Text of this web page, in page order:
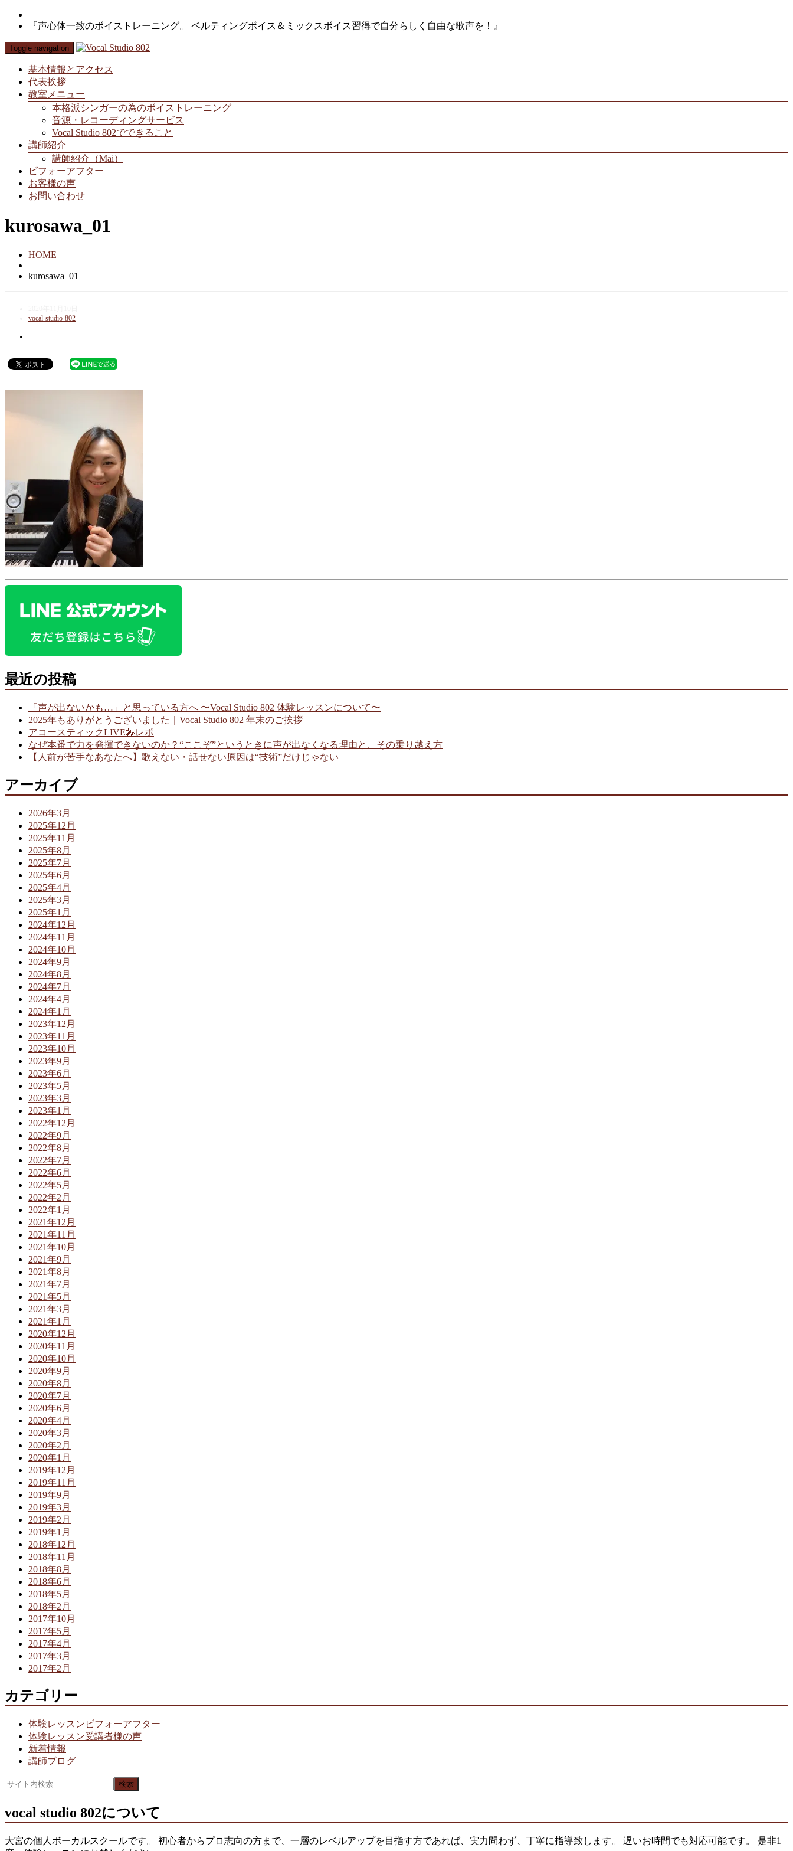
『声心体一致のボイストレーニング。 ベルティングボイス＆ミックスボイス習得で自分らしく自由な歌声を！』
Toggle navigation
基本情報とアクセス
代表挨拶
教室メニュー
本格派シンガーの為のボイストレーニング
音源・レコーディングサービス
Vocal Studio 802でできること
講師紹介
講師紹介（Mai）
ビフォーアフター
お客様の声
お問い合わせ
kurosawa_01
HOME
kurosawa_01
vocal-studio-802
最近の投稿
「声が出ないかも…」と思っている方へ 〜Vocal Studio 802 体験レッスンについて〜
2025年もありがとうございました｜Vocal Studio 802 年末のご挨拶
アコースティックLIVE🎤レポ
なぜ本番で力を発揮できないのか？“ここぞ”というときに声が出なくなる理由と、その乗り越え方
【人前が苦手なあなたへ】歌えない・話せない原因は“技術”だけじゃない
アーカイブ
2026年3月
2025年12月
2025年11月
2025年8月
2025年7月
2025年6月
2025年4月
2025年3月
2025年1月
2024年12月
2024年11月
2024年10月
2024年9月
2024年8月
2024年7月
2024年4月
2024年1月
2023年12月
2023年11月
2023年10月
2023年9月
2023年6月
2023年5月
2023年3月
2023年1月
2022年12月
2022年9月
2022年8月
2022年7月
2022年6月
2022年5月
2022年2月
2022年1月
2021年12月
2021年11月
2021年10月
2021年9月
2021年8月
2021年7月
2021年5月
2021年3月
2021年1月
2020年12月
2020年11月
2020年10月
2020年9月
2020年8月
2020年7月
2020年6月
2020年4月
2020年3月
2020年2月
2020年1月
2019年12月
2019年11月
2019年9月
2019年3月
2019年2月
2019年1月
2018年12月
2018年11月
2018年8月
2018年6月
2018年5月
2018年2月
2017年10月
2017年5月
2017年4月
2017年3月
2017年2月
カテゴリー
体験レッスンビフォーアフター
体験レッスン受講者様の声
新着情報
講師ブログ
vocal studio 802について
大宮の個人ボーカルスクールです。 初心者からプロ志向の方まで、一層のレベルアップを目指す方であれば、実力問わず、丁寧に指導致します。 遅いお時間でも対応可能です。 是非1